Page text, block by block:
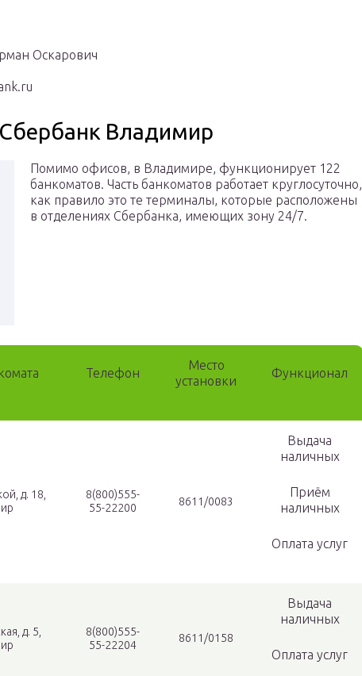
Оскарович
Владимир
Помимо офисов, в Владимире, функционирует 122
банкоматов. Часть банкоматов работает круглосуточно,
как правило это те терминалы, которые расположены
в отделениях Сбербанка, имеющих зону 24/7.
Телефон
Место
установки
Функционал
д. 18,
8(800)555-
55-22200
8611/0083
Выдача
наличных
Приём
наличных
Оплата услуг
д. 5,
8(800)555-
55-22204
8611/0158
Выдача
наличных
Оплата услуг